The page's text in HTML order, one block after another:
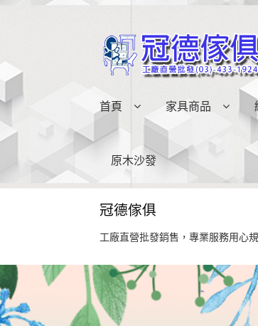
略
過
導
跳
至
內
首頁 家具商品
原木沙發
冠德傢俱
工廠直營批發銷售，專業服務用心